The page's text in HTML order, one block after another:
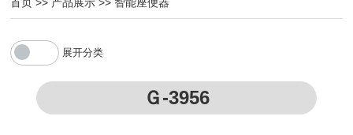
首页 >> 产品展示 >> 智能座便器
展开分类
Ｇ-3956